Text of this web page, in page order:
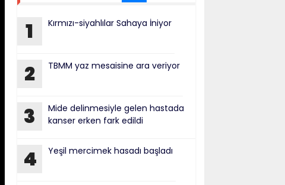
1 Kırmızı-siyahlılar Sahaya İniyor
2 TBMM yaz mesaisine ara veriyor
3
Mide delinmesiyle gelen hastada
kanser erken fark edildi
4 Yeşil mercimek hasadı başladı